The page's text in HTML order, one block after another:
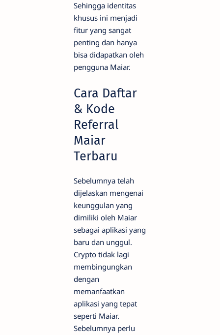
Sehingga identitas
khusus ini menjadi
fitur yang sangat
penting dan hanya
bisa didapatkan oleh
pengguna Maiar.
Cara Daftar
& Kode
Referral
Maiar
Terbaru
Sebelumnya telah
dijelaskan mengenai
keunggulan yang
dimiliki oleh Maiar
sebagai aplikasi yang
baru dan unggul.
Crypto tidak lagi
membingungkan
dengan
memanfaatkan
aplikasi yang tepat
seperti Maiar.
Sebelumnya perlu